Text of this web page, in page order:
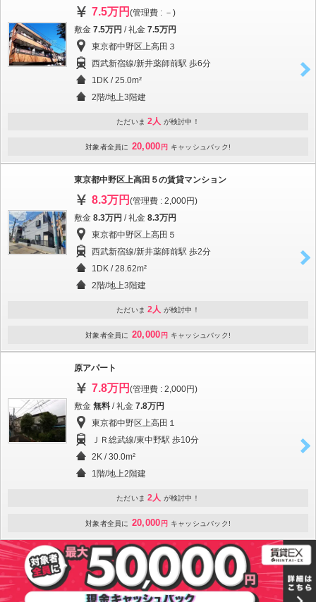
7.5万円 (管理費 : －)
敷金 7.5万円 / 礼金 7.5万円
東京都中野区上高田３
西武新宿線/新井薬師前駅 歩6分
1DK / 25.0m²
2階/地上3階建
ただいま 2人 が検討中！
対象者全員に 20,000 円 キャッシュバック!
東京都中野区上高田５の賃貸マンション
8.3万円 (管理費 : 2,000円)
敷金 8.3万円 / 礼金 8.3万円
東京都中野区上高田５
西武新宿線/新井薬師前駅 歩2分
1DK / 28.62m²
2階/地上3階建
ただいま 2人 が検討中！
対象者全員に 20,000 円 キャッシュバック!
原アパート
7.8万円 (管理費 : 2,000円)
敷金 無料 / 礼金 7.8万円
東京都中野区上高田１
ＪＲ総武線/東中野駅 歩10分
2K / 30.0m²
1階/地上2階建
ただいま 2人 が検討中！
対象者全員に 20,000 円 キャッシュバック!